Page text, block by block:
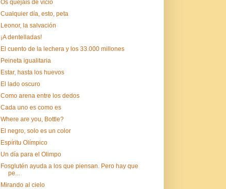
Os quejáis de vicio
Cualquier día, esto, peta
Leonor, la salvación
¡A dentelladas!
El cuento de la lechera y los 33.000 millones
Peineta igualitaria
Estar, hasta los huevos
El lado oscuro
Como arena entre los dedos
Cada uno es como es
Where are you, Bottle?
El negro, solo es un color
Espíritu Olímpico
Un día para el Olimpo
Fosglutén ayuda a los que piensan. Pero hay que
pe...
Mirando al cielo